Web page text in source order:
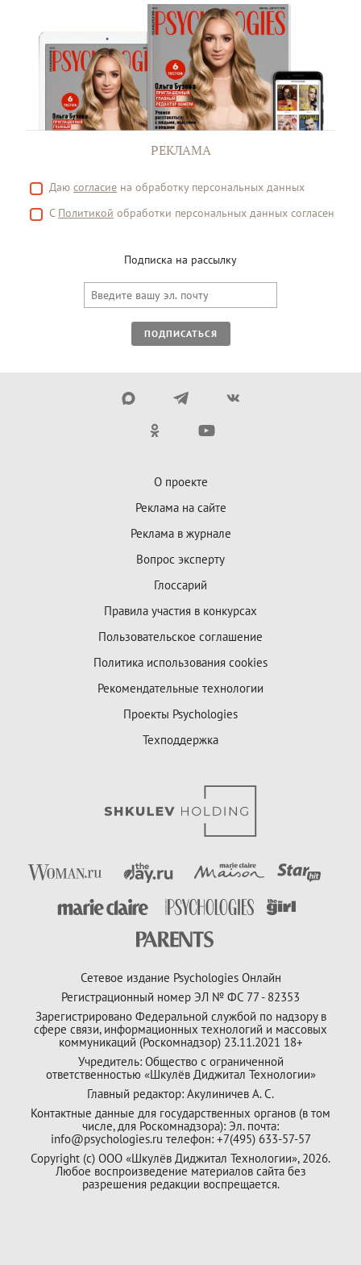
РЕКЛАМА
Даю согласие на обработку персональных данных
С Политикой обработки персональных данных согласен
Подписка на рассылку
ПОДПИСАТЬСЯ
О проекте
Реклама на сайте
Реклама в журнале
Вопрос эксперту
Глоссарий
Правила участия в конкурсах
Пользовательское соглашение
Политика использования cookies
Рекомендательные технологии
Проекты Psychologies
Техподдержка
Сетевое издание Psychologies Онлайн
Регистрационный номер ЭЛ № ФС 77 - 82353
Зарегистрировано Федеральной службой по надзору в
сфере связи, информационных технологий и массовых
коммуникаций (Роскомнадзор) 23.11.2021 18+
Учредитель: Общество с ограниченной
ответственностью «Шкулёв Диджитал Технологии»
Главный редактор: Акулиничев А. С.
Контактные данные для государственных органов (в том
числе, для Роскомнадзора): Эл. почта:
info@psychologies.ru телефон: +7(495) 633-57-57
Copyright (с) ООО «Шкулёв Диджитал Технологии», 2026.
Любое воспроизведение материалов сайта без
разрешения редакции воспрещается.